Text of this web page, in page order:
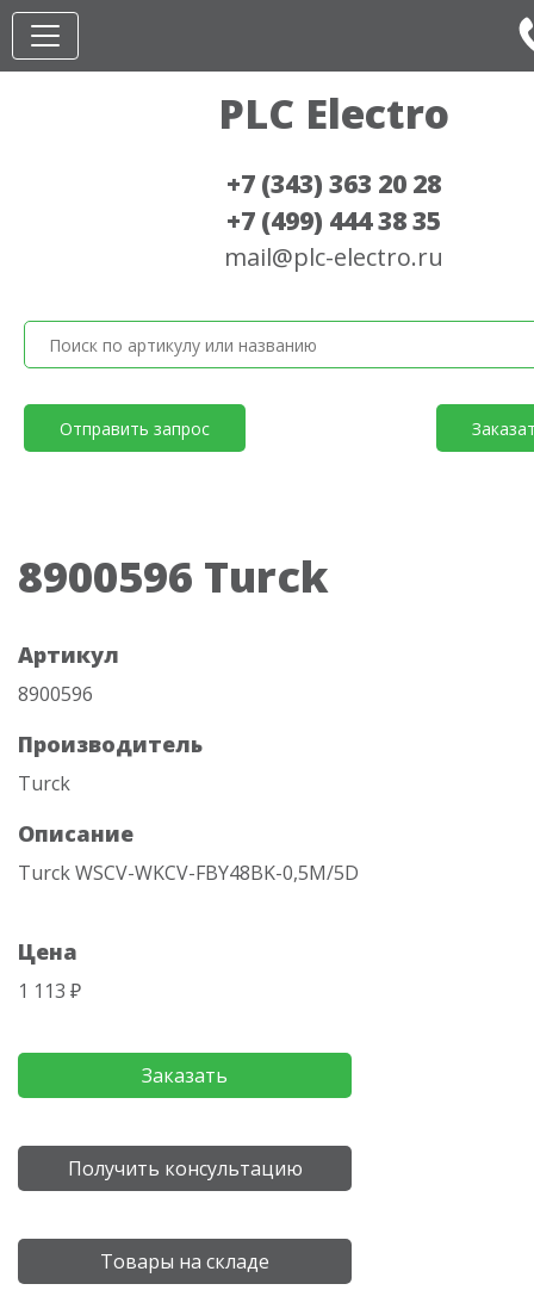
PLC Electro
+7 (343) 363 20 28
+7 (499) 444 38 35
mail@plc-electro.ru
Отправить запрос
8900596 Turck
Артикул
8900596
Производитель
Turck
Описание
Turck WSCV-WKCV-FBY48BK-0,5M/5D
Цена
1 113 ₽
Заказать
Получить консультацию
Товары на складе